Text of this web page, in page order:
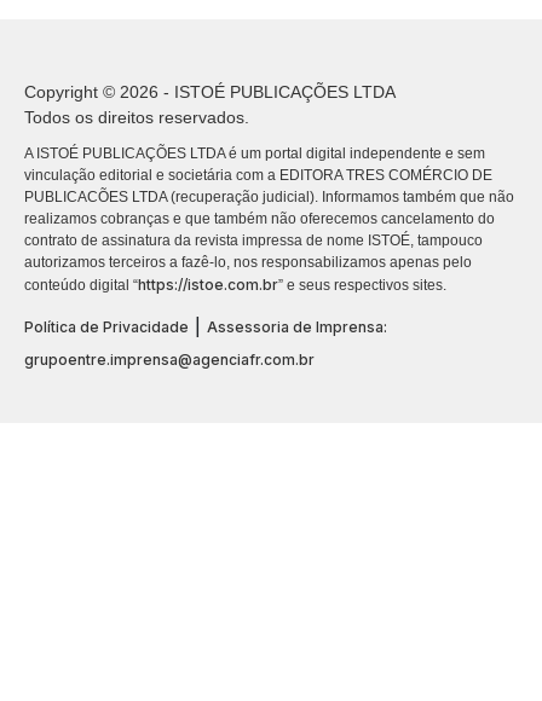
Copyright © 2026 - ISTOÉ PUBLICAÇÕES LTDA
Todos os direitos reservados.
A ISTOÉ PUBLICAÇÕES LTDA é um portal digital independente e sem
vinculação editorial e societária com a EDITORA TRES COMÉRCIO DE
PUBLICACÕES LTDA (recuperação judicial). Informamos também que não
realizamos cobranças e que também não oferecemos cancelamento do
contrato de assinatura da revista impressa de nome ISTOÉ, tampouco
autorizamos terceiros a fazê-lo, nos responsabilizamos apenas pelo
conteúdo digital “https://istoe.com.br” e seus respectivos sites.
Política de Privacidade | Assessoria de Imprensa:
grupoentre.imprensa@agenciafr.com.br